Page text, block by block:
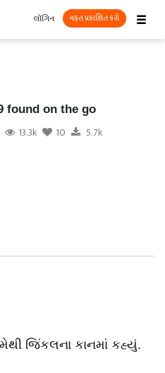
☰
લૉગિન મફત પ્રકાશિત કરો
found on the go
13.3k 10 5.7k
જિંકલના કાનમાં કહ્યું.